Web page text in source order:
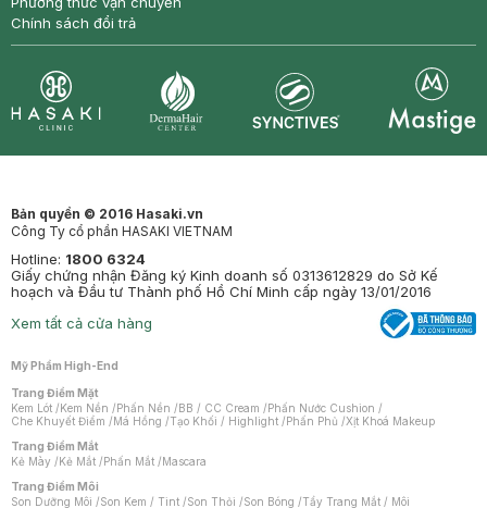
Chính sách đổi trả
Bản quyền © 2016 Hasaki.vn
Công Ty cổ phần HASAKI VIETNAM
Hotline: 1800 6324
Giấy chứng nhận Đăng ký Kinh doanh số 0313612829 do Sở Kế
hoạch và Đầu tư Thành phố Hồ Chí Minh cấp ngày 13/01/2016
Xem tất cả cửa hàng
Mỹ Phẩm High-End
Trang Điểm Mặt
Kem Lót /Kem Nền /Phấn Nền /BB / CC Cream /Phấn Nước Cushion /
Che Khuyết Điểm /Má Hồng /Tạo Khối / Highlight /Phấn Phủ /Xịt Khoá Makeup
Trang Điểm Mắt
Kẻ Mày /Kẻ Mắt /Phấn Mắt /Mascara
Trang Điểm Môi
Son Dưỡng Môi /Son Kem / Tint /Son Thỏi /Son Bóng /Tẩy Trang Mắt / Môi